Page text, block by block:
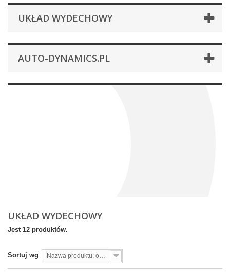
UKŁAD WYDECHOWY
AUTO-DYNAMICS.PL
UKŁAD WYDECHOWY
Jest 12 produktów.
Sortuj wg Nazwa produktu: od A do Z